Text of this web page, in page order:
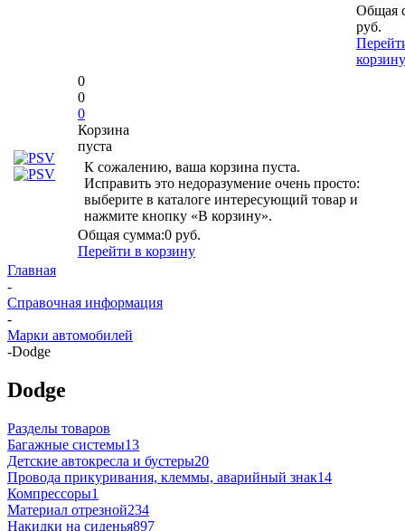
Общая
руб.
корзину
0
0
0
Корзина
пуста
К сожалению, ваша корзина пуста.
Исправить это недоразумение очень просто:
выберите в каталоге интересующий товар и
нажмите кнопку «В корзину».
Общая сумма:0 руб.
Перейти в корзину
Главная
-
Справочная информация
-
Марки автомобилей
-Dodge
Dodge
Разделы товаров
Багажные системы13
Детские автокресла и бустеры20
Провода прикуривания, клеммы, аварийный знак14
Компрессоры1
Материал отрезной234
Накидки на сиденья897